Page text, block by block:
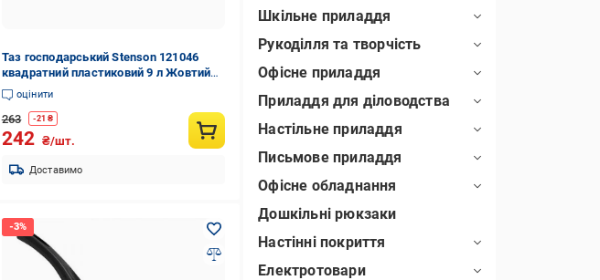
Таз господарський Stenson 121046
квадратний пластиковий 9 л Жовтий
(557033)
оцінити
263 -21 ₴
242 ₴/шт.
Доставимо
Шкільне приладдя
Рукоділля та творчість
Офісне приладдя
Приладдя для діловодства
Настільне приладдя
Письмове приладдя
Офісне обладнання
Дошкільні рюкзаки
Настінні покриття
Електротовари